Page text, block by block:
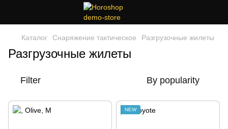
Каталог Снаряжение тактическое Разгрузочные жилеты
Разгрузочные жилеты
Filter By popularity
NEW